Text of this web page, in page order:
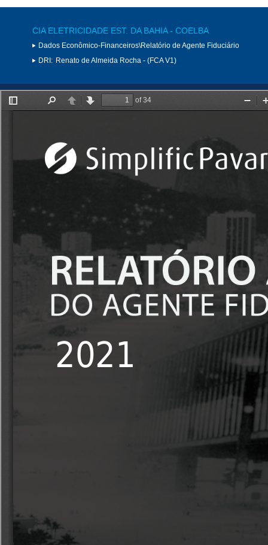
CIA ELETRICIDADE EST. DA BAHIA - COELBA
Dados Econômico-Financeiros\Relatório de Agente Fiduciário
DRI: Renato de Almeida Rocha - (FCA V1)